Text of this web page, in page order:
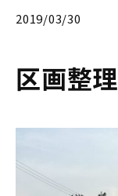
2019/03/30
区画整理